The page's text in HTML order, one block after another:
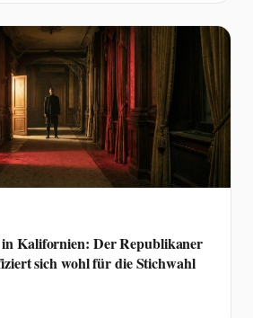
Kalifornien: Der Republikaner
sich wohl für die Stichwahl